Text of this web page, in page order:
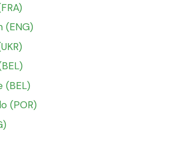
(ENG)
(BEL)
(POR)